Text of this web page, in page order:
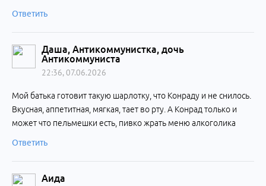
Ответить
Даша, Антикоммунистка, дочь
Антикоммуниста
22:36, 07.06.2026
Мой батька готовит такую шарлотку, что Конраду и не снилось.
Вкусная, аппетитная, мягкая, тает во рту. А Конрад только и
может что пельмешки есть, пивко жрать меню алкоголика
Ответить
Аида